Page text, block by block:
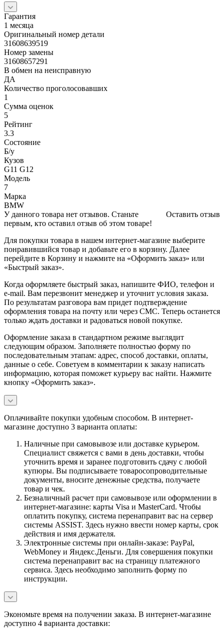
Гарантия
1 месяца
Оригинальный номер детали
31608639519
Номер замены
31608657291
В обмен на неисправную
ДА
Количество проголосовавших
1
Сумма оценок
5
Рейтинг
3.3
Состояние
Б/y
Кузов
G11 G12
Модель
7
Марка
BMW
Оставить отзыв
У данного товара нет отзывов. Станьте
первым, кто оставил отзыв об этом товаре!
Для покупки товара в нашем интернет-магазине выберите
понравившийся товар и добавьте его в корзину. Далее
перейдите в Корзину и нажмите на «Оформить заказ» или
«Быстрый заказ».
Когда оформляете быстрый заказ, напишите ФИО, телефон и
e-mail. Вам перезвонит менеджер и уточнит условия заказа.
По результатам разговора вам придет подтверждение
оформления товара на почту или через СМС. Теперь останется
только ждать доставки и радоваться новой покупке.
Оформление заказа в стандартном режиме выглядит
следующим образом. Заполняете полностью форму по
последовательным этапам: адрес, способ доставки, оплаты,
данные о себе. Советуем в комментарии к заказу написать
информацию, которая поможет курьеру вас найти. Нажмите
кнопку «Оформить заказ».
Оплачивайте покупки удобным способом. В интернет-
магазине доступно 3 варианта оплаты:
Наличные при самовывозе или доставке курьером.
Специалист свяжется с вами в день доставки, чтобы
уточнить время и заранее подготовить сдачу с любой
купюры. Вы подписываете товаросопроводительные
документы, вносите денежные средства, получаете
товар и чек.
Безналичный расчет при самовывозе или оформлении в
интернет-магазине: карты Visa и MasterCard. Чтобы
оплатить покупку, система перенаправит вас на сервер
системы ASSIST. Здесь нужно ввести номер карты, срок
действия и имя держателя.
Электронные системы при онлайн-заказе: PayPal,
WebMoney и Яндекс.Деньги. Для совершения покупки
система перенаправит вас на страницу платежного
сервиса. Здесь необходимо заполнить форму по
инструкции.
Экономьте время на получении заказа. В интернет-магазине
доступно 4 варианта доставки: